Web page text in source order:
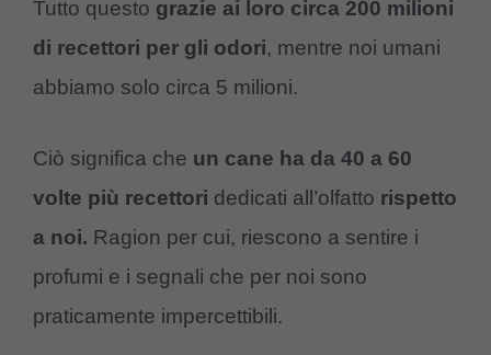
Tutto questo grazie ai loro circa 200 milioni
di recettori per gli odori, mentre noi umani
abbiamo solo circa 5 milioni.
Ciò significa che un cane ha da 40 a 60
volte più recettori dedicati all’olfatto rispetto
a noi. Ragion per cui, riescono a sentire i
profumi e i segnali che per noi sono
praticamente impercettibili.